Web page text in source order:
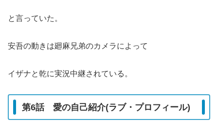
と言っていた。
安吾の動きは廻麻兄弟のカメラによって
イザナと乾に実況中継されている。
第6話 愛の自己紹介(ラブ・プロフィール)